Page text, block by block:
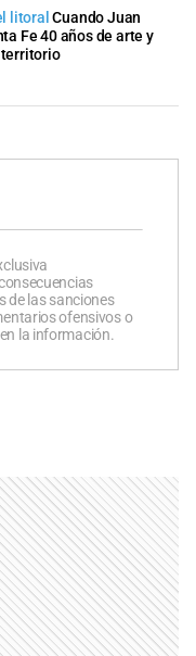
litoral Cuando Juan
Fe 40 años de arte y
territorio
de las sanciones
ofensivos o
la información.